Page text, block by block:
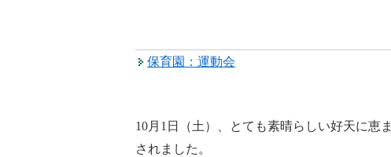
保育園：運動会
10月1日（土）、とても素晴らしい好天に恵
されました。